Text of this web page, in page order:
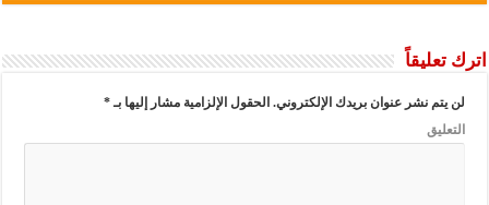
نشر عنوان بريدك الإلكتروني.الحقول الإلزامية مشار إليها بـ *